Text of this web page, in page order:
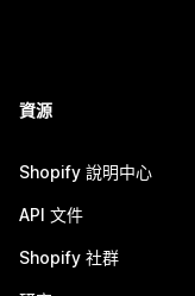
資源
Shopify 說明中心
API 文件
Shopify 社群